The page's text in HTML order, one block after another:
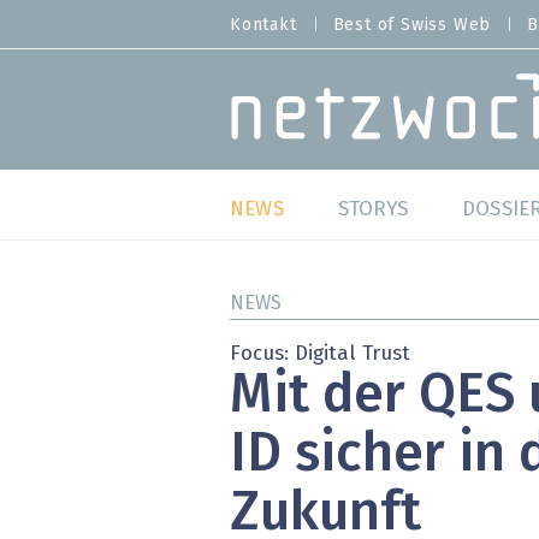
zum
MENU
Kontakt Best of Swiss Web
MAIN NAVIGATION
NEWS
Studien
Meinungen
Hands-on
STORYS
Best
SAP
NEWS
Focus: Digital Trust
Mit der QES
ID sicher in
Zukunft